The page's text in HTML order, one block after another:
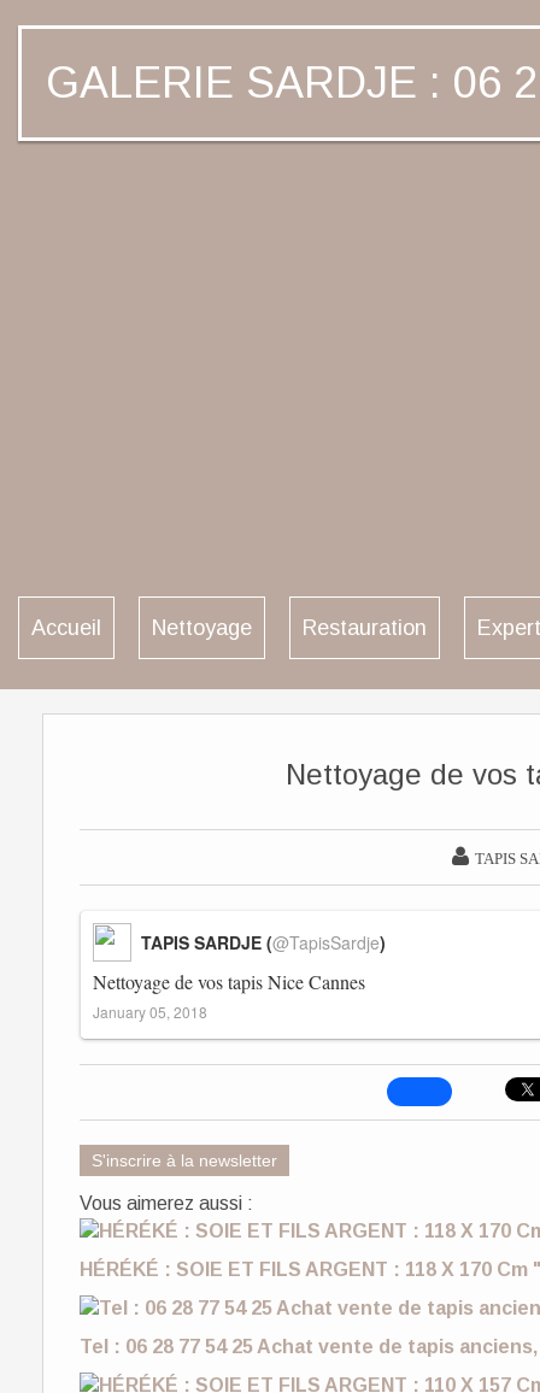
GALERIE SARDJE : 06
Accueil Nettoyage Restauration
Nettoyage de vos
 TAPIS
Nettoyage de vos tapis Nice Cannes
TAPIS SARDJE (@TapisSardje)
January 05, 2018
S'inscrire à la newsletter
Vous aimerez aussi :
HÉRÉKÉ : SOIE ET FILS ARGENT : 118 X 170
Tel : 06 28 77 54 25 Achat vente de tapis